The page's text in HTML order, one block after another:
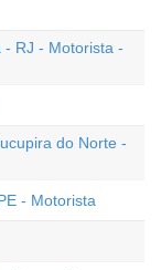
- RJ - Motorista -
do Norte -
- Motorista